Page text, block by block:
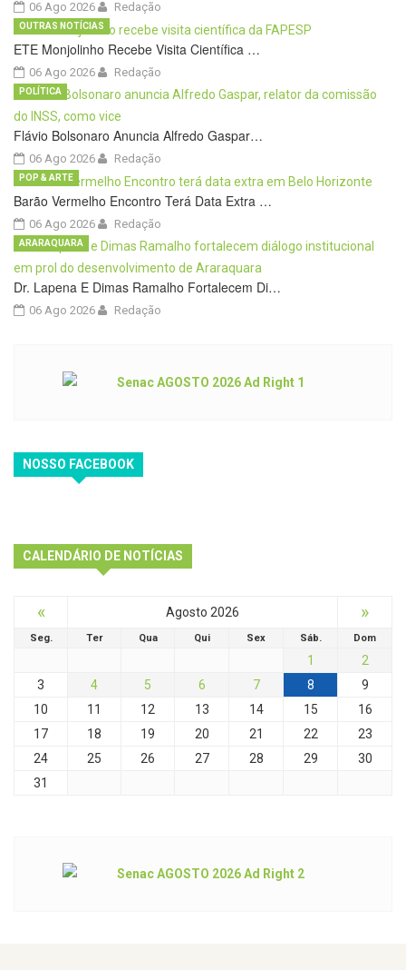
06 Ago 2026 Redação
ETE Monjolinho Recebe Visita Científica …
06 Ago 2026
OUTRAS NOTÍCIAS
Redação
Flávio Bolsonaro Anuncia Alfredo Gaspar…
06 Ago 2026
POLÍTICA
Redação
Barão Vermelho Encontro Terá Data Extra …
06 Ago 2026
POP & ARTE
Redação
Dr. Lapena E Dimas Ramalho Fortalecem Di…
06 Ago 2026
ARARAQUARA
Redação
NOSSO FACEBOOK
CALENDÁRIO DE NOTÍCIAS
« Agosto 2026 »
Seg. Ter Qua Qui Sex Sáb. Dom
1
2
3
4 5 6 7 8
9
10
11 12 13 14 15
16
17
18 19 20 21 22
23
24
25 26 27 28 29
30
31